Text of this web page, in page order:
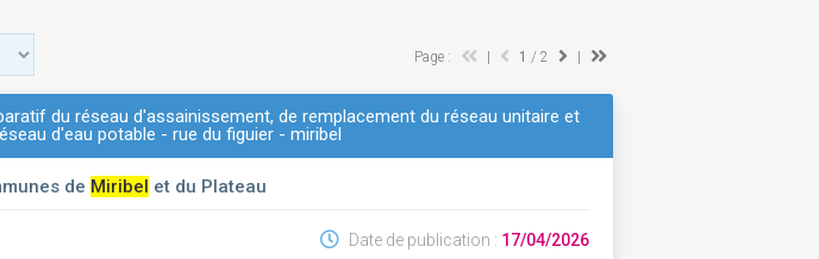
Page : 1 / 2
du réseau d'assainissement, de remplacement du réseau unitaire et
d'eau potable - rue du figuier - miribel
de Miribel et du Plateau
Date de publication : 17/04/2026